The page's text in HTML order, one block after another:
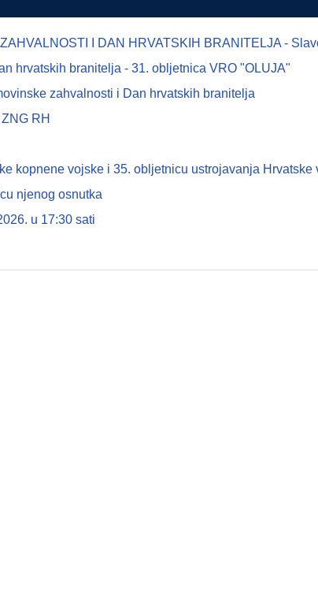
I DAN HRVATSKIH BRANITELJA -
hrvatskih branitelja - 31. obljetnica VRO "OLUJA"
zahvalnosti i Dan hrvatskih branitelja
RH
vojske i 35. obljetnicu ustrojavanja Hrvatske
njenog osnutka
u 17:30 sati